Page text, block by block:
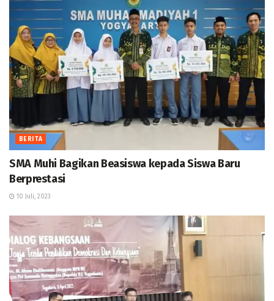
BERITA
SMA Muhi Bagikan Beasiswa kepada Siswa Baru
Berprestasi
10 Juli, 2023